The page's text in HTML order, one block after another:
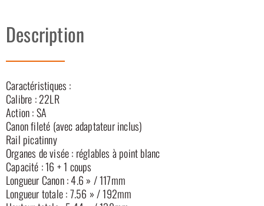
Description
Caractéristiques :
Calibre : 22LR
Action : SA
Canon fileté (avec adaptateur inclus)
Rail picatinny
Organes de visée : réglables à point blanc
Capacité : 16 + 1 coups
Longueur Canon : 4.6 » / 117mm
Longueur totale : 7.56 » / 192mm